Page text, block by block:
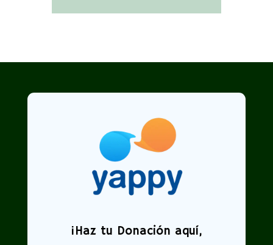
¡Haz tu Donación aquí,